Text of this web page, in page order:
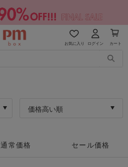
お気に入り ログイン カート
価格高い順
通常価格 セール価格